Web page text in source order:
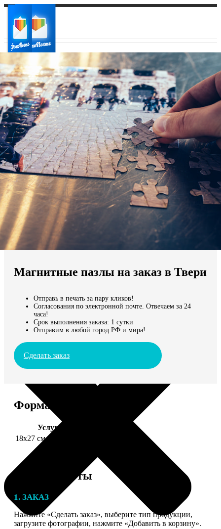
Ваш город:
Ваш регион доставки
Выберите из списка:
Мы доставляем по всему миру
Магнитные пазлы на заказ в Твери
Отправь в печать за пару кликов!
Согласования по электронной почте. Отвечаем за 24
часа!
Срок выполнения заказа: 1 сутки
Отправим в любой город РФ и мира!
Сделать заказ
Форматы и цены
Услуга
18х27 см 126 частей
Этапы работы
1. ЗАКАЗ
Нажмите «Сделать заказ», выберите тип продукции,
загрузите фотографии, нажмите «Добавить в корзину».